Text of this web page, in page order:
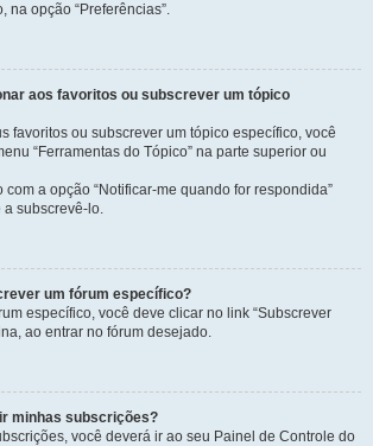
na opção “Preferências”.
aos favoritos ou subscrever um tópico
favoritos ou subscrever um tópico específico, você
“Ferramentas do Tópico” na parte superior ou
com a opção “Notificar-me quando for respondida”
subscrevê-lo.
um fórum específico?
específico, você deve clicar no link “Subscrever
ao entrar no fórum desejado.
minhas subscrições?
você deverá ir ao seu Painel de Controle do